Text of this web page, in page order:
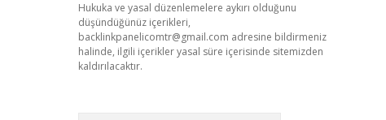
Hukuka ve yasal düzenlemelere aykırı olduğunu
düşündüğünüz içerikleri,
backlinkpanelicomtr@gmail.com adresine bildirmeniz
halinde, ilgili içerikler yasal süre içerisinde sitemizden
kaldırılacaktır.